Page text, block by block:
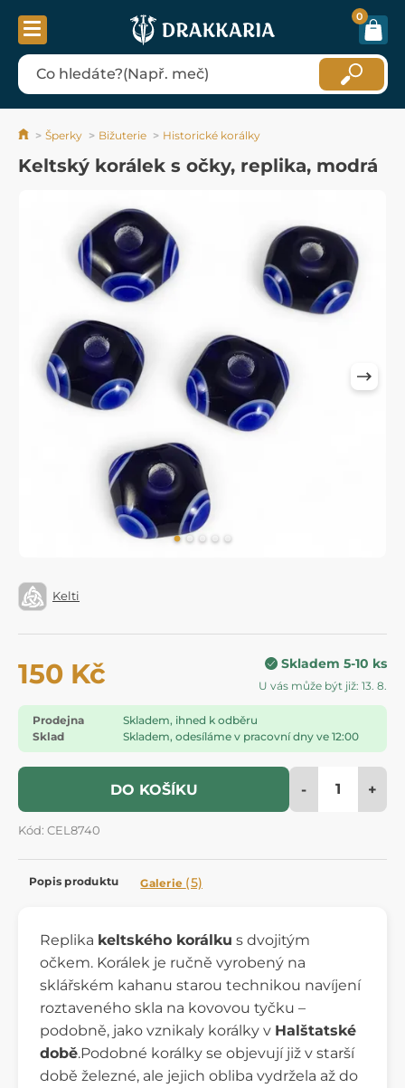
0
Šperky Bižuterie Historické korálky
Keltský korálek s očky, replika, modrá
Kelti
150 Kč Skladem 5-10 ks
U vás může být již: 13. 8.
Prodejna
Skladem, ihned k odběru
Sklad
Skladem, odesíláme v pracovní dny ve 12:00
DO KOŠÍKU - +
Kód: CEL8740
Popis produktu Galerie (5)
Replika keltského korálku s dvojitým
očkem. Korálek je ručně vyrobený na
sklářském kahanu starou technikou navíjení
roztaveného skla na kovovou tyčku –
podobně, jako vznikaly korálky v Halštatské
době.Podobné korálky se objevují již v starší
době železné, ale jejich obliba vydržela až do